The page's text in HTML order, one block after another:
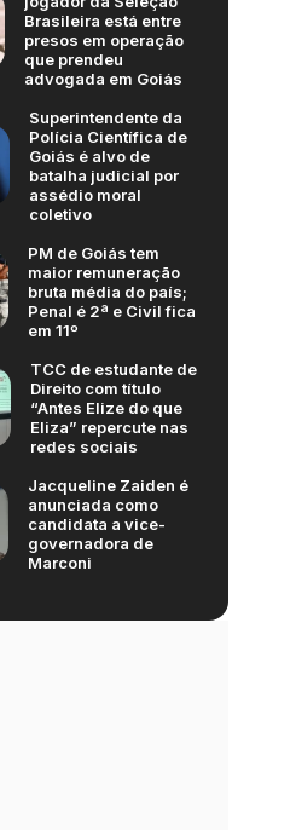
Brasileira está entre
presos em operação
que prendeu
advogada em Goiás
Superintendente da
Polícia Científica de
Goiás é alvo de
batalha judicial por
assédio moral
coletivo
PM de Goiás tem
maior remuneração
bruta média do país;
Penal é 2ª e Civil fica
em 11º
TCC de estudante de
Direito com título
“Antes Elize do que
Eliza” repercute nas
redes sociais
Jacqueline Zaiden é
anunciada como
candidata a vice-
governadora de
Marconi